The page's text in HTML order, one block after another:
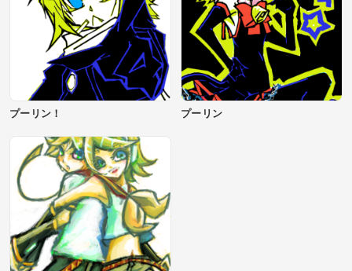
プーリン！ プーリン